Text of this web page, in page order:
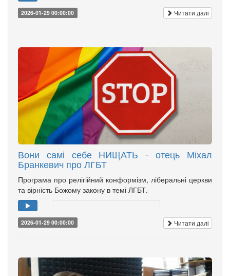
2026-01-29 00:00:00 Читати далі
Вони самі себе НИЩАТЬ - отець Міхал
Бранкевич про ЛГБТ
Програма про релігійний конформізм, ліберальні церкви
та вірність Божому закону в темі ЛГБТ.
2026-01-29 00:00:00 Читати далі